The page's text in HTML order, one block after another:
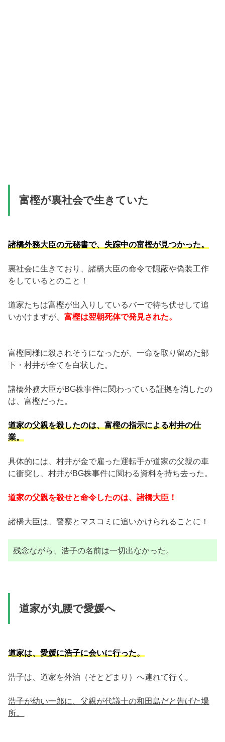
富樫が裏社会で生きていた
諸橋外務大臣の元秘書で、失踪中の富樫が見つかった。
裏社会に生きており、諸橋大臣の命令で隠蔽や偽装工作
をしているとのこと！
道家たちは富樫が出入りしているバーで待ち伏せして追
いかけますが、富樫は翌朝死体で発見された。
富樫同様に殺されそうになったが、一命を取り留めた部
下・村井が全てを白状した。
諸橋外務大臣がBG株事件に関わっている証拠を消したの
は、富樫だった。
道家の父親を殺したのは、富樫の指示による村井の仕
業。
具体的には、村井が金で雇った運転手が道家の父親の車
に衝突し、村井がBG株事件に関わる資料を持ち去った。
道家の父親を殺せと命令したのは、諸橋大臣！
諸橋大臣は、警察とマスコミに追いかけられることに！
残念ながら、浩子の名前は一切出なかった。
道家が丸腰で愛媛へ
道家は、愛媛に浩子に会いに行った。
浩子は、道家を外泊（そとどまり）へ連れて行く。
浩子が幼い一郎に、父親が代議士の和田島だと告げた場
所。